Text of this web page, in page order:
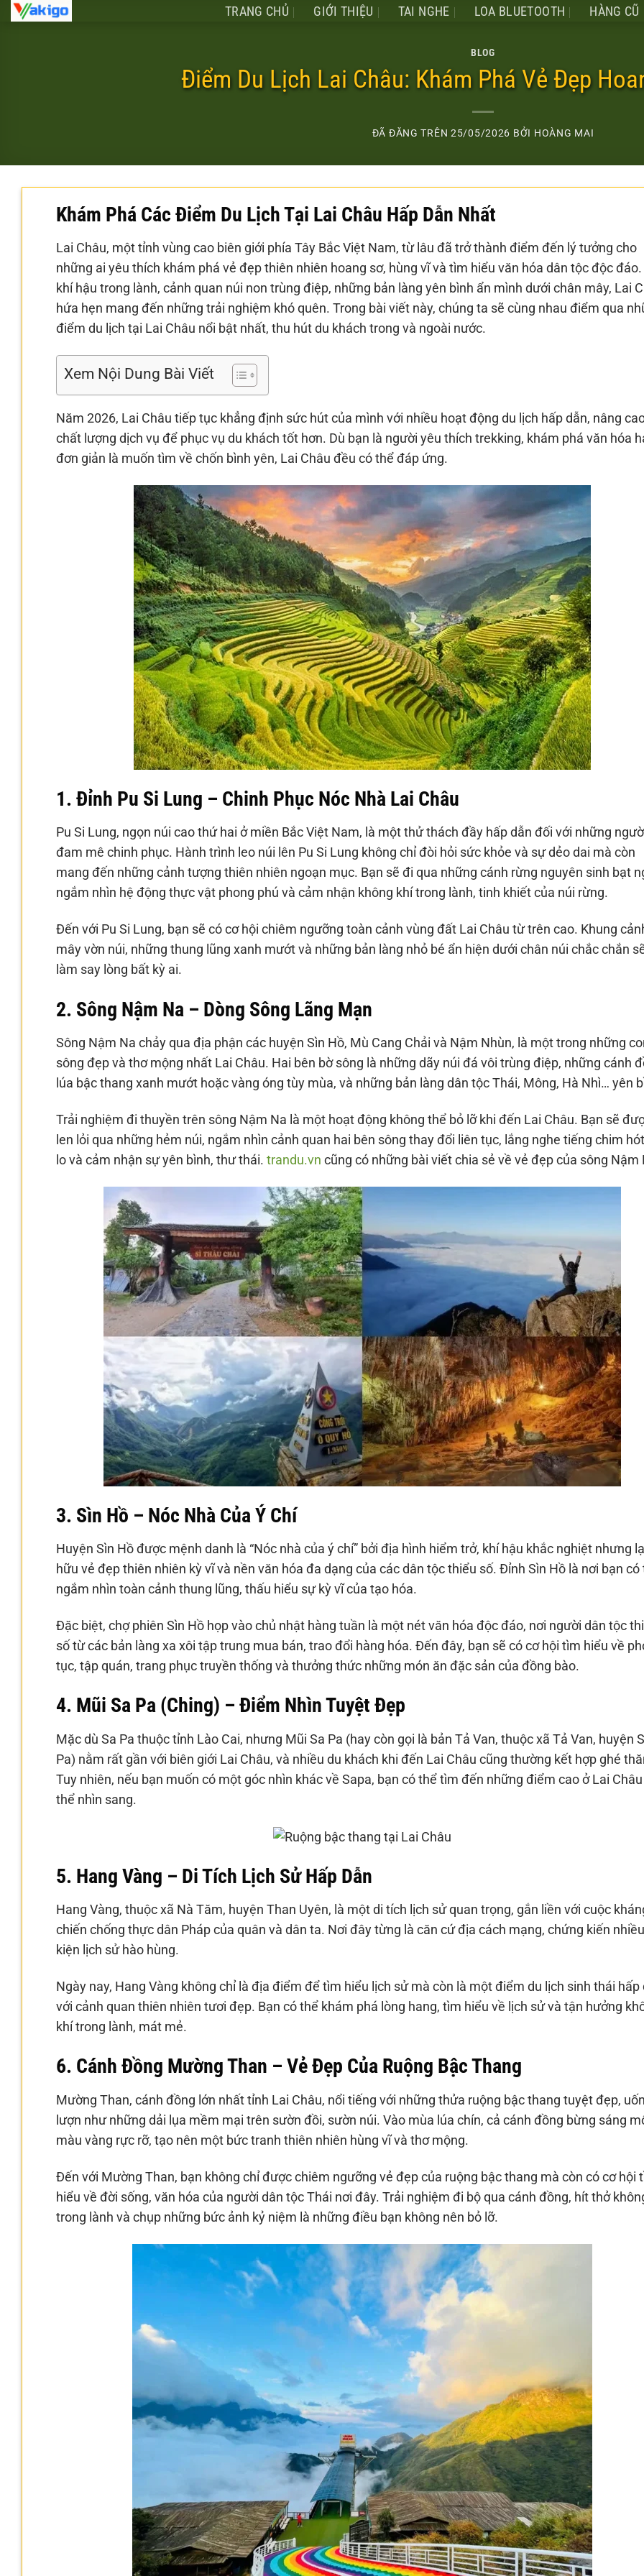
Chuyển
TRANG CHỦ GIỚI THIỆU TAI NGHE LOA BLUETOOTH HÀNG CŨ
BLOG
Điểm Du Lịch Lai Châu: Khám Phá Vẻ Đẹp
ĐÃ ĐĂNG TRÊN25/05/2026 BỞI HOÀNG MAI
Khám Phá Các Điểm Du Lịch Tại Lai Châu Hấp Dẫn Nhất
Lai Châu, một tỉnh vùng cao biên giới phía Tây Bắc Việt Nam, từ lâu đã trở thành điểm đến lý tưởng cho
những ai yêu thích khám phá vẻ đẹp thiên nhiên hoang sơ, hùng vĩ và tìm hiểu văn hóa dân tộc độc đáo.
khí hậu trong lành, cảnh quan núi non trùng điệp, những bản làng yên bình ẩn mình dưới chân mây, Lai
hứa hẹn mang đến những trải nghiệm khó quên. Trong bài viết này, chúng ta sẽ cùng nhau điểm qua
điểm du lịch tại Lai Châu nổi bật nhất, thu hút du khách trong và ngoài nước.
Xem Nội Dung Bài Viết
Năm 2026, Lai Châu tiếp tục khẳng định sức hút của mình với nhiều hoạt động du lịch hấp dẫn, nâng
chất lượng dịch vụ để phục vụ du khách tốt hơn. Dù bạn là người yêu thích trekking, khám phá văn hóa
đơn giản là muốn tìm về chốn bình yên, Lai Châu đều có thể đáp ứng.
1. Đỉnh Pu Si Lung – Chinh Phục Nóc Nhà Lai Châu
Pu Si Lung, ngọn núi cao thứ hai ở miền Bắc Việt Nam, là một thử thách đầy hấp dẫn đối với những
đam mê chinh phục. Hành trình leo núi lên Pu Si Lung không chỉ đòi hỏi sức khỏe và sự dẻo dai mà còn
mang đến những cảnh tượng thiên nhiên ngoạn mục. Bạn sẽ đi qua những cánh rừng nguyên sinh bạt
ngắm nhìn hệ động thực vật phong phú và cảm nhận không khí trong lành, tinh khiết của núi rừng.
Đến với Pu Si Lung, bạn sẽ có cơ hội chiêm ngưỡng toàn cảnh vùng đất Lai Châu từ trên cao. Khung
mây vờn núi, những thung lũng xanh mướt và những bản làng nhỏ bé ẩn hiện dưới chân núi chắc chắn
làm say lòng bất kỳ ai.
2. Sông Nậm Na – Dòng Sông Lãng Mạn
Sông Nậm Na chảy qua địa phận các huyện Sìn Hồ, Mù Cang Chải và Nậm Nhùn, là một trong những
sông đẹp và thơ mộng nhất Lai Châu. Hai bên bờ sông là những dãy núi đá vôi trùng điệp, những cánh
lúa bậc thang xanh mướt hoặc vàng óng tùy mùa, và những bản làng dân tộc Thái, Mông, Hà Nhì… yên
Trải nghiệm đi thuyền trên sông Nậm Na là một hoạt động không thể bỏ lỡ khi đến Lai Châu. Bạn sẽ
len lỏi qua những hẻm núi, ngắm nhìn cảnh quan hai bên sông thay đổi liên tục, lắng nghe tiếng chim
lo và cảm nhận sự yên bình, thư thái. trandu.vn cũng có những bài viết chia sẻ về vẻ đẹp của sông Nậm
3. Sìn Hồ – Nóc Nhà Của Ý Chí
Huyện Sìn Hồ được mệnh danh là “Nóc nhà của ý chí” bởi địa hình hiểm trở, khí hậu khắc nghiệt nhưng
hữu vẻ đẹp thiên nhiên kỳ vĩ và nền văn hóa đa dạng của các dân tộc thiểu số. Đỉnh Sìn Hồ là nơi bạn có
ngắm nhìn toàn cảnh thung lũng, thấu hiểu sự kỳ vĩ của tạo hóa.
Đặc biệt, chợ phiên Sìn Hồ họp vào chủ nhật hàng tuần là một nét văn hóa độc đáo, nơi người dân tộc
số từ các bản làng xa xôi tập trung mua bán, trao đổi hàng hóa. Đến đây, bạn sẽ có cơ hội tìm hiểu về
tục, tập quán, trang phục truyền thống và thưởng thức những món ăn đặc sản của đồng bào.
4. Mũi Sa Pa (Ching) – Điểm Nhìn Tuyệt Đẹp
Mặc dù Sa Pa thuộc tỉnh Lào Cai, nhưng Mũi Sa Pa (hay còn gọi là bản Tả Van, thuộc xã Tả Van, huyện
Pa) nằm rất gần với biên giới Lai Châu, và nhiều du khách khi đến Lai Châu cũng thường kết hợp ghé
Tuy nhiên, nếu bạn muốn có một góc nhìn khác về Sapa, bạn có thể tìm đến những điểm cao ở Lai
thể nhìn sang.
5. Hang Vàng – Di Tích Lịch Sử Hấp Dẫn
Hang Vàng, thuộc xã Nà Tăm, huyện Than Uyên, là một di tích lịch sử quan trọng, gắn liền với cuộc
chiến chống thực dân Pháp của quân và dân ta. Nơi đây từng là căn cứ địa cách mạng, chứng kiến
kiện lịch sử hào hùng.
Ngày nay, Hang Vàng không chỉ là địa điểm để tìm hiểu lịch sử mà còn là một điểm du lịch sinh thái hấp
với cảnh quan thiên nhiên tươi đẹp. Bạn có thể khám phá lòng hang, tìm hiểu về lịch sử và tận hưởng
khí trong lành, mát mẻ.
6. Cánh Đồng Mường Than – Vẻ Đẹp Của Ruộng Bậc Thang
Mường Than, cánh đồng lớn nhất tỉnh Lai Châu, nổi tiếng với những thửa ruộng bậc thang tuyệt đẹp, uốn
lượn như những dải lụa mềm mại trên sườn đồi, sườn núi. Vào mùa lúa chín, cả cánh đồng bừng sáng
màu vàng rực rỡ, tạo nên một bức tranh thiên nhiên hùng vĩ và thơ mộng.
Đến với Mường Than, bạn không chỉ được chiêm ngưỡng vẻ đẹp của ruộng bậc thang mà còn có cơ hội
hiểu về đời sống, văn hóa của người dân tộc Thái nơi đây. Trải nghiệm đi bộ qua cánh đồng, hít thở
trong lành và chụp những bức ảnh kỷ niệm là những điều bạn không nên bỏ lỡ.